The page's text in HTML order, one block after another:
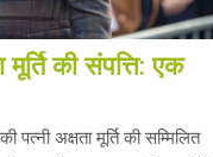
की संपत्ति: एक
अक्षता मूर्ति की सम्मिलित